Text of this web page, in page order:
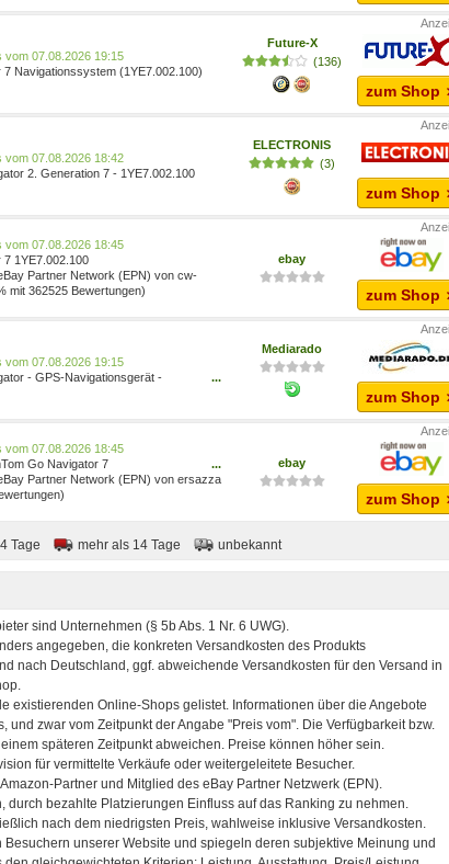
vom 07.08.2026 19:15
7 Navigationssystem (1YE7.002.100)
Future-X
(136)
zum Shop
vom 07.08.2026 18:42
2. Generation 7 - 1YE7.002.100
ELECTRONIS
(3)
zum Shop
vom 07.08.2026 18:45
7 1YE7.002.100
Partner Network (EPN) von cw-
mit 362525 Bewertungen)
ebay
zum Shop
vom 07.08.2026 19:15
- GPS-Navigationsgerät -
...
Mediarado
zum Shop
vom 07.08.2026 18:45
Go Navigator 7
Bluetooth ~D~
...
Partner Network (EPN) von ersazza
ebay
zum Shop
Tage mehr als 14 Tage unbekannt